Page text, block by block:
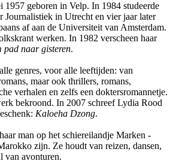
1957 geboren in Velp. In 1984 studeerde
Journalistiek in Utrecht en vier jaar later
af aan de Universiteit van Amsterdam.
werken. In 1982 verscheen haar
pad naar gisteren.
genres, voor alle leeftijden: van
maar ook thrillers, romans,
verhalen en zelfs een doktersromannetje.
bekroond. In 2007 schreef Lydia Rood
Kaloeha Dzong.
man op het schiereilandje Marken -
zijn. Ze houdt van reizen, dansen,
van avonturen.